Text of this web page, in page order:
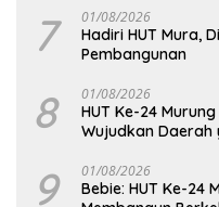
7 01/08/2026
Hadiri HUT Mura,
Pembangunan
8 01/08/2026
HUT Ke-24
Wujudkan Daerah
9 01/08/2026
Bebie: HUT Ke-24